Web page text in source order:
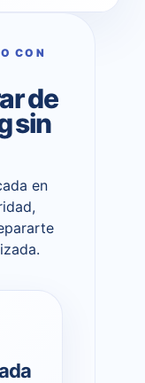
CON
de
sin
en